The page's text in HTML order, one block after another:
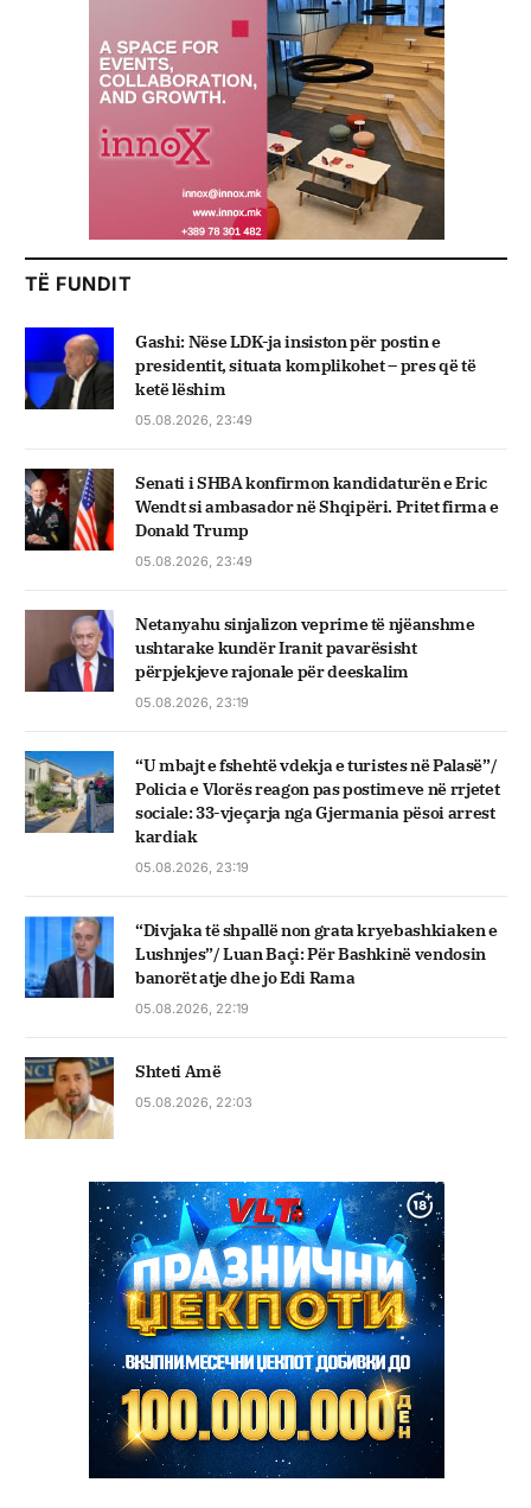
TË FUNDIT
Gashi: Nëse LDK-ja insiston për postin e
presidentit, situata komplikohet – pres që të
ketë lëshim
05.08.2026, 23:49
Senati i SHBA konfirmon kandidaturën e Eric
Wendt si ambasador në Shqipëri. Pritet firma e
Donald Trump
05.08.2026, 23:49
Netanyahu sinjalizon veprime të njëanshme
ushtarake kundër Iranit pavarësisht
përpjekjeve rajonale për deeskalim
05.08.2026, 23:19
“U mbajt e fshehtë vdekja e turistes në Palasë”/
Policia e Vlorës reagon pas postimeve në rrjetet
sociale: 33-vjeçarja nga Gjermania pësoi arrest
kardiak
05.08.2026, 23:19
“Divjaka të shpallë non grata kryebashkiaken e
Lushnjes”/ Luan Baçi: Për Bashkinë vendosin
banorët atje dhe jo Edi Rama
05.08.2026, 22:19
Shteti Amë
05.08.2026, 22:03